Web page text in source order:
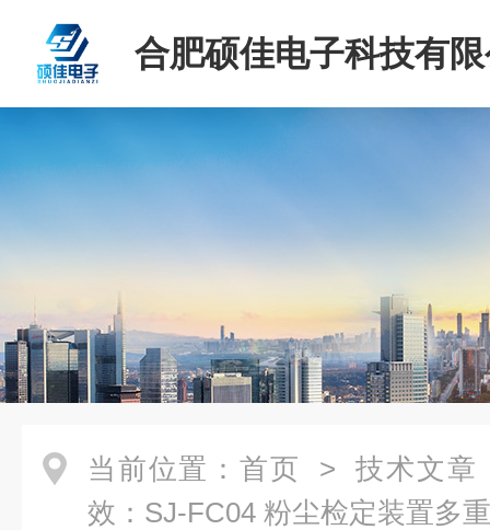
合肥硕佳电子科技有
当前位置： 首页 > 技术文章
效：SJ-FC04 粉尘检定装置多